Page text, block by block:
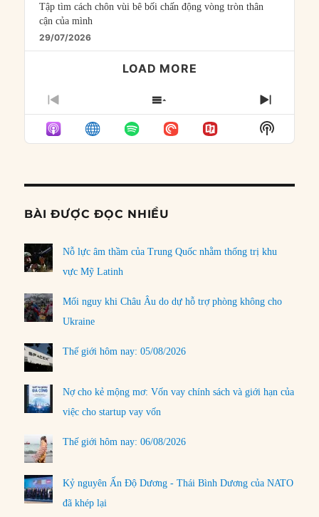
Tập tìm cách chôn vùi bê bối chấn động vòng tròn thân
cận của mình
29/07/2026
LOAD MORE
PREVIOUS
EPISODE
SHOW
EPISODES
LIST
NEXT
Show
Podcast
BÀI ĐƯỢC ĐỌC NHIỀU
Nỗ lực âm thầm của Trung Quốc nhằm thống trị khu
vực Mỹ Latinh
Mối nguy khi Châu Âu do dự hỗ trợ phòng không cho
Ukraine
Thế giới hôm nay: 05/08/2026
Nợ cho kẻ mộng mơ: Vốn vay chính sách và giới hạn của
việc cho startup vay vốn
Thế giới hôm nay: 06/08/2026
Kỷ nguyên Ấn Độ Dương - Thái Bình Dương của NATO
đã khép lại